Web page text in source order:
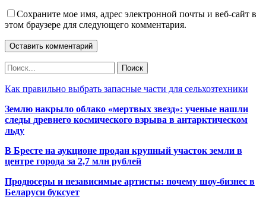
Сохраните мое имя, адрес электронной почты и веб-сайт в
этом браузере для следующего комментария.
Как правильно выбрать запасные части для сельхозтехники
Землю накрыло облако «мертвых звезд»: ученые нашли
следы древнего космического взрыва в антарктическом
льду
В Бресте на аукционе продан крупный участок земли в
центре города за 2,7 млн рублей
Продюсеры и независимые артисты: почему шоу-бизнес в
Беларуси буксует